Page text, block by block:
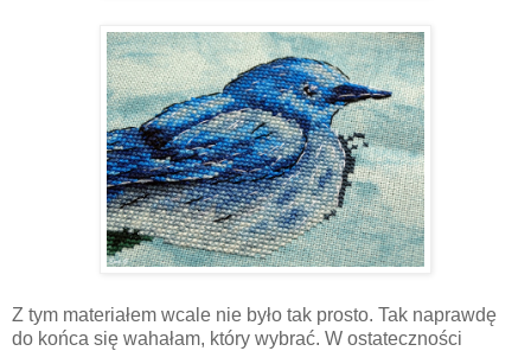
Z tym materiałem wcale nie było tak prosto. Tak naprawdę
do końca się wahałam, który wybrać. W ostateczności